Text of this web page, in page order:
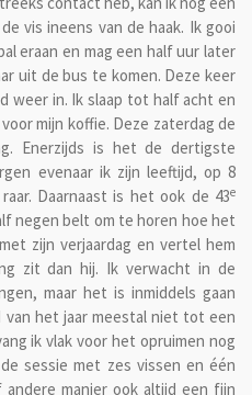
vis ineens van de haak. Ik gooi
eraan en mag een half uur later
uit de bus te komen. Deze keer
weer in. Ik slaap tot half acht en
mijn koffie. Deze zaterdag de
Enerzijds is het de dertigste
evenaar ik zijn leeftijd, op 8
Daarnaast is het ook de 43e
negen belt om te horen hoe het
zijn verjaardag en vertel hem
zit dan hij. Ik verwacht in de
maar het is inmiddels gaan
het jaar meestal niet tot een
ik vlak voor het opruimen nog
sessie met zes vissen en één
manier ook altijd een fijn